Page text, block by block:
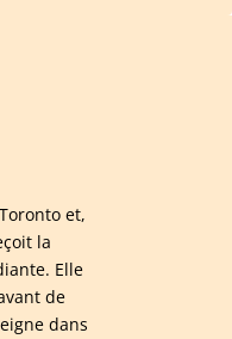
et,
la
Elle
de
dans